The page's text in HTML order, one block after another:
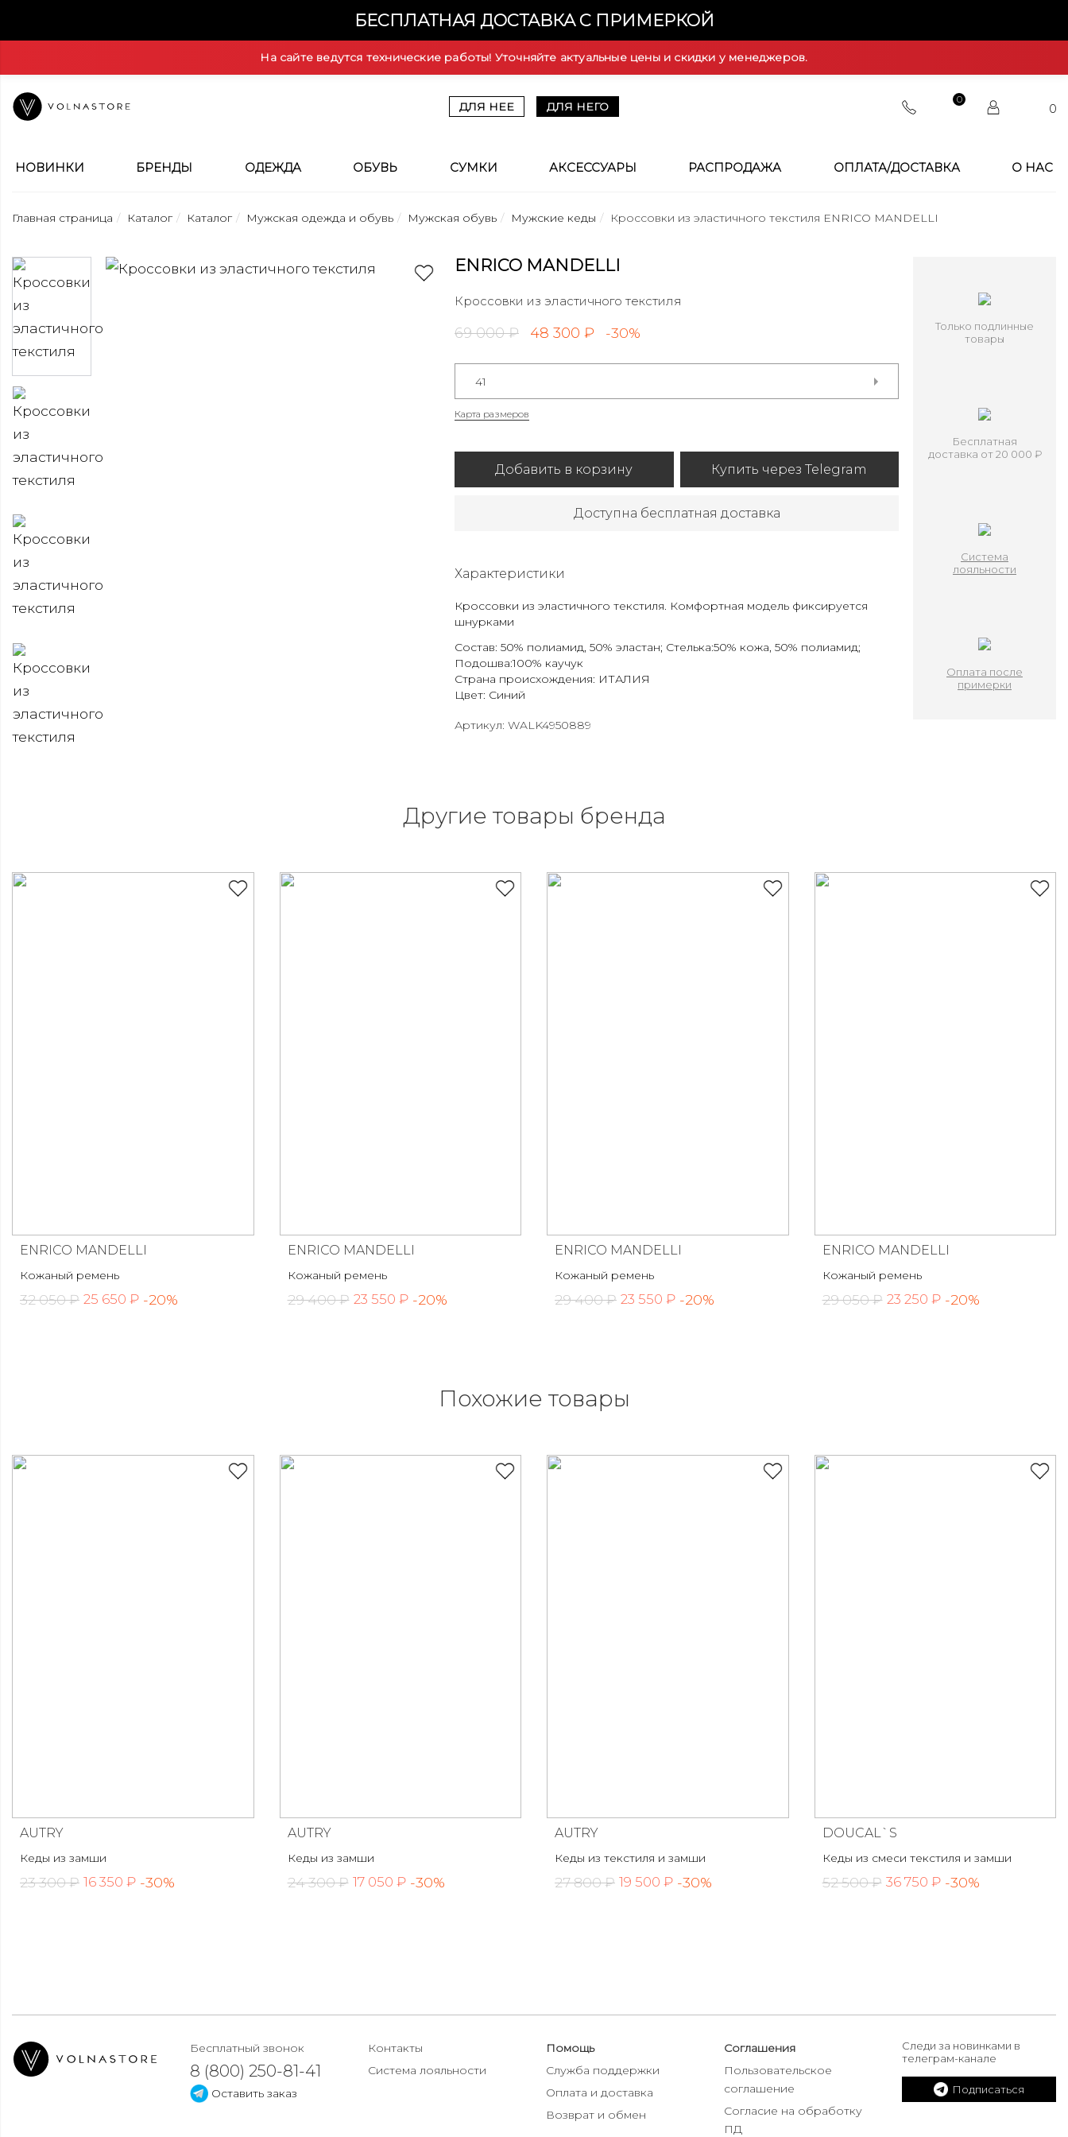
БЕСПЛАТНАЯ ДОСТАВКА С ПРИМЕРКОЙ
На сайте ведутся технические работы! Уточняйте актуальные цены и скидки у менеджеров.
ДЛЯ НЕЕ ДЛЯ НЕГО
0
0
НОВИНКИ БРЕНДЫ ОДЕЖДА ОБУВЬ СУМКИ АКСЕССУАРЫ РАСПРОДАЖА ОПЛАТА/ДОСТАВКА О НАС
Главная страница Каталог Каталог Мужская одежда и обувь Мужская обувь Мужские кеды Кроссовки из эластичного текстиля ENRICO MANDELLI
ENRICO MANDELLI
Кроссовки из эластичного текстиля
69 000 ₽ 48 300 ₽ -30%
41
Карта размеров
Добавить в корзину Купить через Telegram
Доступна бесплатная доставка
Характеристики
Кроссовки из эластичного текстиля. Комфортная модель фиксируется
шнурками
Состав: 50% полиамид, 50% эластан; Стелька:50% кожа, 50% полиамид;
Подошва:100% каучук
Страна происхождения: ИТАЛИЯ
Цвет: Синий
Артикул: WALK4950889
Только подлинные
товары
Бесплатная
доставка от 20 000 ₽
Система
лояльности
Оплата после
примерки
Другие товары бренда
ENRICO MANDELLI
Кожаный ремень
32 050 ₽ 25 650 ₽ -20%
ENRICO MANDELLI
Кожаный ремень
29 400 ₽ 23 550 ₽ -20%
ENRICO MANDELLI
Кожаный ремень
29 400 ₽ 23 550 ₽ -20%
ENRICO MANDELLI
Кожаный ремень
29 050 ₽ 23 250 ₽ -20%
Похожие товары
AUTRY
Кеды из замши
23 300 ₽ 16 350 ₽ -30%
AUTRY
Кеды из замши
24 300 ₽ 17 050 ₽ -30%
AUTRY
Кеды из текстиля и замши
27 800 ₽ 19 500 ₽ -30%
DOUCAL`S
Кеды из смеси текстиля и замши
52 500 ₽ 36 750 ₽ -30%
Бесплатный звонок
8 (800) 250-81-41
Оставить заказ
Контакты
Система лояльности
Помощь
Служба поддержки
Оплата и доставка
Возврат и обмен
Соглашения
Пользовательское
соглашение
Согласие на обработку
ПД
Следи за новинками в
телеграм-канале
Подписаться